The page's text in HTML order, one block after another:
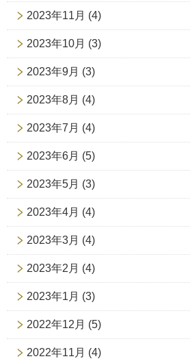
2023年11月 (4)
2023年10月 (3)
2023年9月 (3)
2023年8月 (4)
2023年7月 (4)
2023年6月 (5)
2023年5月 (3)
2023年4月 (4)
2023年3月 (4)
2023年2月 (4)
2023年1月 (3)
2022年12月 (5)
2022年11月 (4)